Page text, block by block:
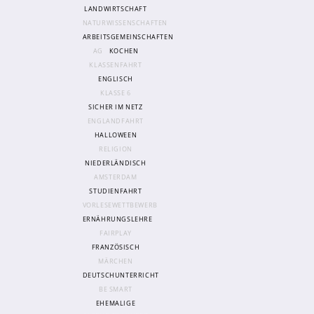
Sanitätsdienst
Förderverein
Elternvertreter*innen
Mitarbeiter*innen
Sekretär*innen
Hausmeister
Lehrer*innen Ausbildung
Praktika und Praxissemester
Referendariat
LANDWIRTSCHAFT
NATURWISSENSCHAFTEN
ARBEITSGEMEINSCHAFTEN
AG
KOCHEN
KLASSENFAHRT
ENGLISCH
KLASSE 6
SICHER IM NETZ
ENGLANDFAHRT
HALLOWEEN
RELIGION
NIEDERLÄNDISCH
AMSTERDAM
STUDIENFAHRT
VORLESEWETTBEWERB
ERNÄHRUNGSLEHRE
FAIRPLAY
FRANZÖSISCH
MÄRCHEN
DEUTSCHUNTERRICHT
BE SMART
EHEMALIGE